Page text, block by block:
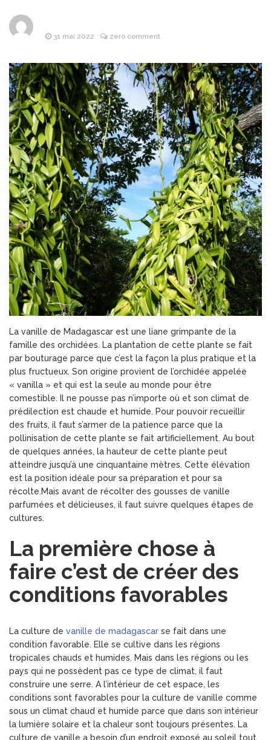
stratégique pour les
25 mars 2026
Pourquoi la
bague de mariage se porte-
t-elle à l’annulaire ?
25 mars 2026
Financière
Lafarge : L’Alliance de la
puissance industrielle et de
l’investissement d’avenir
24 mars 2026
Les Bonnes
Pratiques pour Rester
Informé Sans Se Perdre
dans les Sources
31 mai 2022 zero comment
La vanille de Madagascar est une liane grimpante de la
famille des orchidées. La plantation de cette plante se fait
par bouturage parce que c’est la façon la plus pratique et la
plus fructueux. Son origine provient de l’orchidée appelée
« vanilla » et qui est la seule au monde pour être
comestible. Il ne pousse pas n’importe où et son climat de
prédilection est chaude et humide. Pour pouvoir recueillir
des fruits, il faut s’armer de la patience parce que la
pollinisation de cette plante se fait artificiellement. Au bout
de quelques années, la hauteur de cette plante peut
atteindre jusqu’à une cinquantaine mètres. Cette élévation
est la position idéale pour sa préparation et pour sa
récolte.Mais avant de récolter des gousses de vanille
parfumées et délicieuses, il faut suivre quelques étapes de
cultures.
La première chose à
faire c’est de créer des
conditions favorables
La culture de vanille de madagascar se fait dans une
condition favorable. Elle se cultive dans les régions
tropicales chauds et humides. Mais dans les régions ou les
pays qui ne possèdent pas ce type de climat, il faut
construire une serre. A l’intérieur de cet espace, les
conditions sont favorables pour la culture de vanille comme
sous un climat chaud et humide parce que dans son intérieur
la lumière solaire et la chaleur sont toujours présentes. La
culture de vanille a besoin d’un endroit exposé au soleil tout